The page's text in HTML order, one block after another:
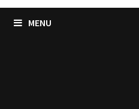
MENU